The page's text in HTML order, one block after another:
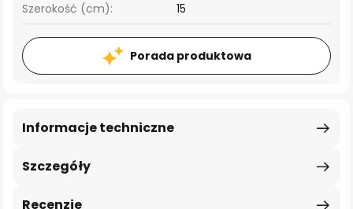
Szerokość (cm): 15
Porada produktowa
Szczegóły
Informacje techniczne
Recenzje